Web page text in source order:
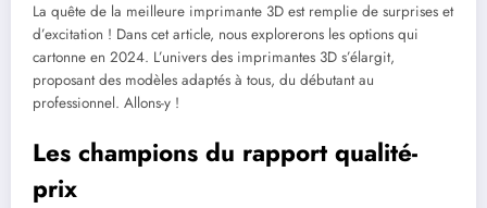
La quête de la meilleure imprimante 3D est remplie de surprises et
d’excitation ! Dans cet article, nous explorerons les options qui
cartonne en 2024. L’univers des imprimantes 3D s’élargit,
proposant des modèles adaptés à tous, du débutant au
professionnel. Allons-y !
Les champions du rapport qualité-
prix